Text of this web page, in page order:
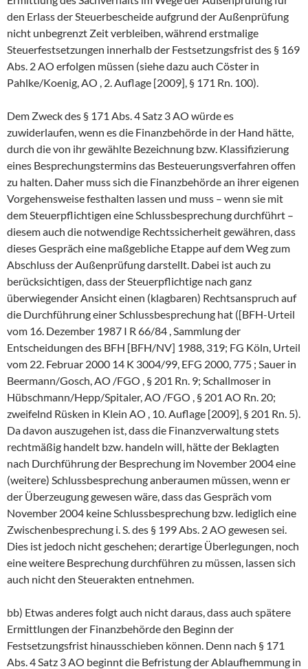
den Erlass der Steuerbescheide aufgrund der Außenprüfung
nicht unbegrenzt Zeit verbleiben, während erstmalige
Steuerfestsetzungen innerhalb der Festsetzungsfrist des § 169
Abs. 2 AO erfolgen müssen (siehe dazu auch Cöster in
Pahlke/Koenig, AO , 2. Auflage [2009], § 171 Rn. 100).
Dem Zweck des § 171 Abs. 4 Satz 3 AO würde es
zuwiderlaufen, wenn es die Finanzbehörde in der Hand hätte,
durch die von ihr gewählte Bezeichnung bzw. Klassifizierung
eines Besprechungstermins das Besteuerungsverfahren offen
zu halten. Daher muss sich die Finanzbehörde an ihrer eigenen
Vorgehensweise festhalten lassen und muss – wenn sie mit
dem Steuerpflichtigen eine Schlussbesprechung durchführt –
diesem auch die notwendige Rechtssicherheit gewähren, dass
dieses Gespräch eine maßgebliche Etappe auf dem Weg zum
Abschluss der Außenprüfung darstellt. Dabei ist auch zu
berücksichtigen, dass der Steuerpflichtige nach ganz
überwiegender Ansicht einen (klagbaren) Rechtsanspruch auf
die Durchführung einer Schlussbesprechung hat ([BFH-Urteil
vom 16. Dezember 1987 I R 66/84 , Sammlung der
Entscheidungen des BFH [BFH/NV] 1988, 319; FG Köln, Urteil
vom 22. Februar 2000 14 K 3004/99, EFG 2000, 775 ; Sauer in
Beermann/Gosch, AO /FGO , § 201 Rn. 9; Schallmoser in
Hübschmann/Hepp/Spitaler, AO /FGO , § 201 AO Rn. 20;
zweifelnd Rüsken in Klein AO , 10. Auflage [2009], § 201 Rn. 5).
Da davon auszugehen ist, dass die Finanzverwaltung stets
rechtmäßig handelt bzw. handeln will, hätte der Beklagten
nach Durchführung der Besprechung im November 2004 eine
(weitere) Schlussbesprechung anberaumen müssen, wenn er
der Überzeugung gewesen wäre, dass das Gespräch vom
November 2004 keine Schlussbesprechung bzw. lediglich eine
Zwischenbesprechung i. S. des § 199 Abs. 2 AO gewesen sei.
Dies ist jedoch nicht geschehen; derartige Überlegungen, noch
eine weitere Besprechung durchführen zu müssen, lassen sich
auch nicht den Steuerakten entnehmen.
bb) Etwas anderes folgt auch nicht daraus, dass auch spätere
Ermittlungen der Finanzbehörde den Beginn der
Festsetzungsfrist hinausschieben können. Denn nach § 171
Abs. 4 Satz 3 AO beginnt die Befristung der Ablaufhemmung in